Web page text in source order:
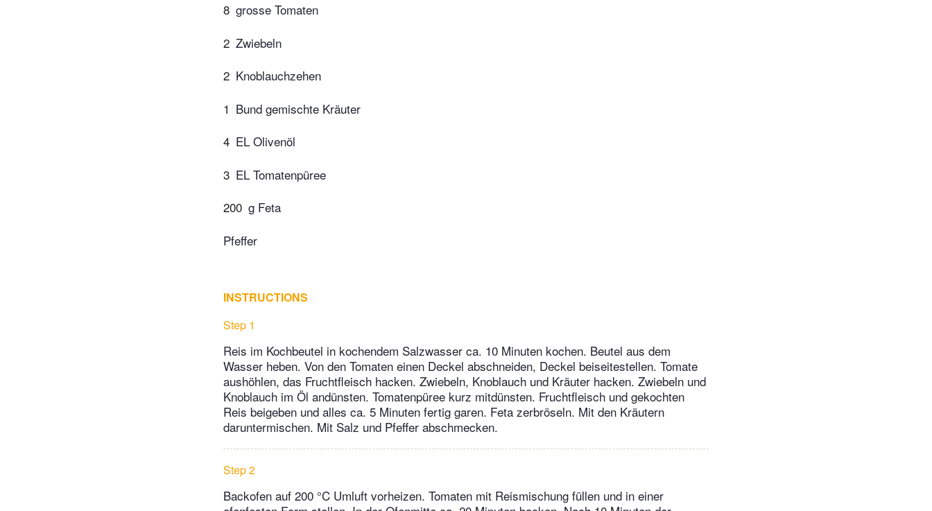
8 grosse Tomaten
2 Zwiebeln
2 Knoblauchzehen
1 Bund gemischte Kräuter
4 EL Olivenöl
3 EL Tomatenpüree
200 g Feta
Pfeffer
INSTRUCTIONS
Step 1
Reis im Kochbeutel in kochendem Salzwasser ca. 10 Minuten kochen. Beutel aus dem
Wasser heben. Von den Tomaten einen Deckel abschneiden, Deckel beiseitestellen. Tomate
aushöhlen, das Fruchtfleisch hacken. Zwiebeln, Knoblauch und Kräuter hacken. Zwiebeln und
Knoblauch im Öl andünsten. Tomatenpüree kurz mitdünsten. Fruchtfleisch und gekochten
Reis beigeben und alles ca. 5 Minuten fertig garen. Feta zerbröseln. Mit den Kräutern
daruntermischen. Mit Salz und Pfeffer abschmecken.
Step 2
Backofen auf 200 °C Umluft vorheizen. Tomaten mit Reismischung füllen und in einer